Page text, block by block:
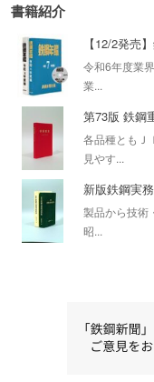
書籍紹介
【12/2発売
令和6年度業
業...
第73版 鉄鋼
各品種ともＪ
見やす...
新版鉄鋼実
製品から技術
昭...